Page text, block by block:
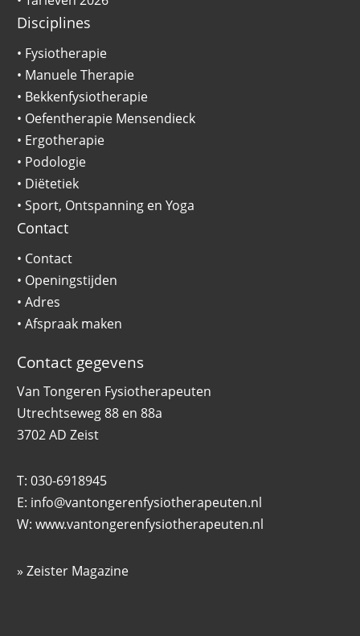
Disciplines
• Fysiotherapie
• Manuele Therapie
• Bekkenfysiotherapie
• Oefentherapie Mensendieck
• Ergotherapie
• Podologie
• Diëtetiek
• Sport, Ontspanning en Yoga
Contact
• Contact
• Openingstijden
• Adres
• Afspraak maken
Contact gegevens
Van Tongeren Fysiotherapeuten
Utrechtseweg 88 en 88a
3702 AD Zeist
T: 030-6918945
E: info@vantongerenfysiotherapeuten.nl
W: www.vantongerenfysiotherapeuten.nl
» Zeister Magazine